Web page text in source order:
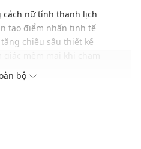
cách nữ tính thanh lịch
tạo điểm nhấn tinh tế
chiều sâu thiết kế
quàng cổ hoặc buộc tóc
bộ